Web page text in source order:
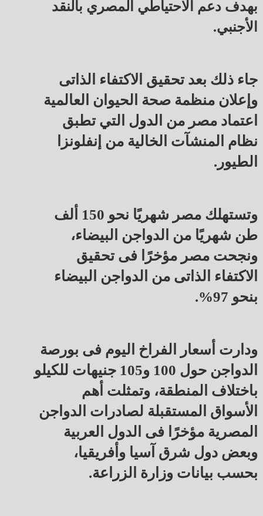
بهدف دعم الاحتياطي المصري بالنقد
الأجنبي.
جاء ذلك بعد تحقيق الاكتفاء الذاتى
وإعلان منظمة صحة الحيوان العالمية
اعتماد مصر من الدول التي تطبق
نظام المنشآت الخالية من إنفلونزا
الطيور.
وتستهلك مصر شهريًا نحو 150 ألف
طن شهريًا من الدواجن البيضاء،
ونجحت مصر مؤخرًا فى تحقيق
الاكتفاء الذاتى من الدواجن البيضاء
بنحو 97%.
ودارت أسعار الفراخ اليوم فى بورصة
الدواجن حول 100 و105 جنيهات للكيلو
باختلاف المنطقة، وتمثلت أهم
الأسواق المستقبلة لصادرات الدواجن
المصرية مؤخرًا فى الدول العربية
وبعض دول شرق آسيا وأفريقيا،
بحسب بيانات وزارة الزراعة.